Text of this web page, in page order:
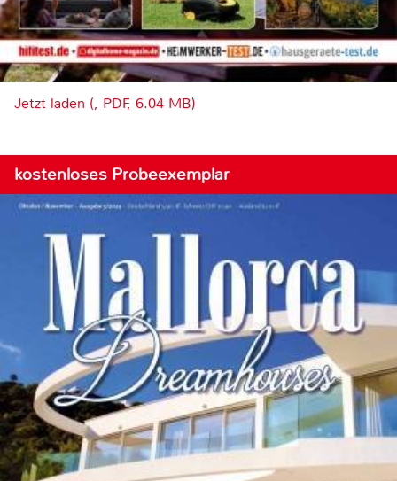
Jetzt laden (, PDF, 6.04 MB)
kostenloses Probeexemplar